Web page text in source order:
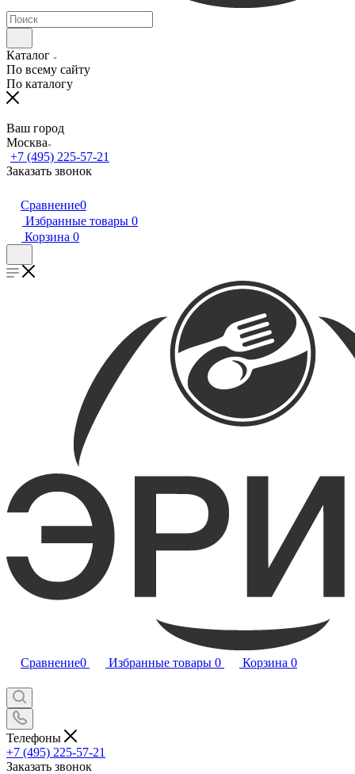
Каталог
По всему сайту
По каталогу
Ваш город
Москва
+7 (495) 225-57-21
Заказать звонок
Сравнение0
Избранные товары 0
Корзина 0
Сравнение0 Избранные товары 0 Корзина 0
Телефоны
+7 (495) 225-57-21
Заказать звонок